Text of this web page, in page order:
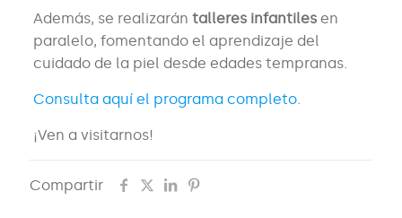
Además, se realizarán talleres infantilesen
paralelo, fomentando el aprendizaje del
cuidado de la piel desde edades tempranas.
Consulta aquí el programa completo.
¡Ven a visitarnos!
Compartir